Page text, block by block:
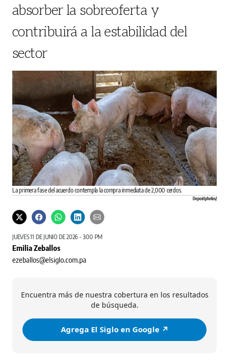
absorber la sobreoferta y
contribuirá a la estabilidad del
sector
La primera fase del acuerdo contempla la compra inmediata de 2,000 cerdos.
Depositphotos/
JUEVES 11 DE JUNIO DE 2026 - 3:00 PM
Emilia Zeballos
ezeballos@elsiglo.com.pa
Encuentra más de nuestra cobertura en los resultados
de búsqueda.
Agrega El Siglo en Google ↗️